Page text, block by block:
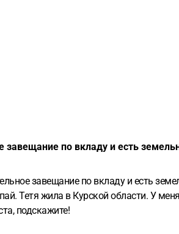
завещание по вкладу и есть
завещание по вкладу и есть
Тетя жила в Курской области. У
подскажите!